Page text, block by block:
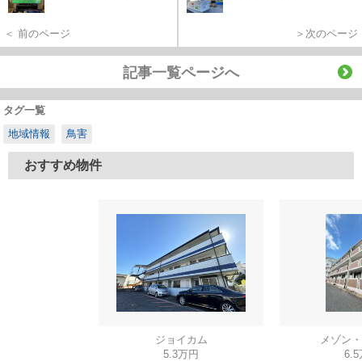
＜ 前のページ ＞次のページ
記事一覧ページへ
タグ一覧
地域情報
鳥害
おすすめ物件
ジョイカム
5.3万円
メゾン
6.5